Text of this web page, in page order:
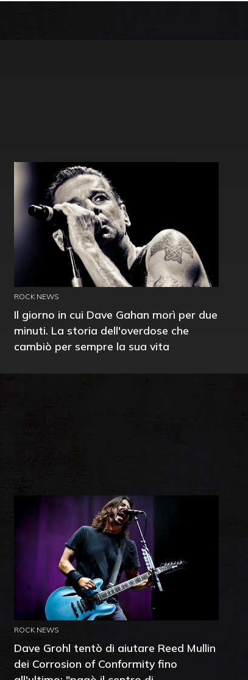
ROCK NEWS
Il giorno in cui Dave Gahan morì per due
minuti. La storia dell'overdose che
cambiò per sempre la sua vita
ROCK NEWS
Dave Grohl tentò di aiutare Reed Mullin
dei Corrosion of Conformity fino